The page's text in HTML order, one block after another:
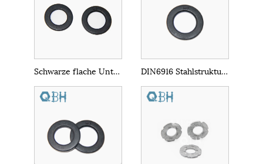
Schwarze flache Unterlegscheiben aus Kohlenstoffstahl DIN6919 DIN6916 Stahlstruktur flacher Waschmaschine